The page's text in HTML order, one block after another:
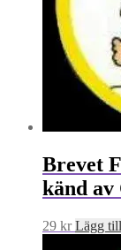
Brevet
känd av
29 kr Lägg